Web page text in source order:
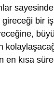
bir
kısa